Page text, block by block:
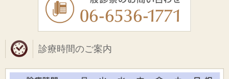
診療時間のご案内